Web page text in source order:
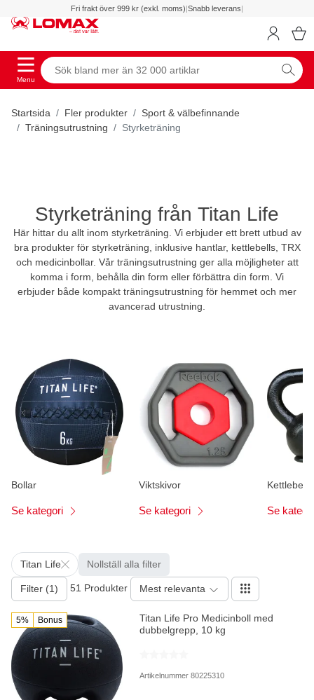
Fri frakt över 999 kr (exkl. moms)|Snabb leverans|
Menu
Startsida Fler produkter
Sport & välbefinnande
Träningsutrustning
Styrketräning
Styrketräning från Titan Life
Här hittar du allt inom styrketräning. Vi erbjuder ett brett utbud av
bra produkter för styrketräning, inklusive hantlar, kettlebells, TRX
och medicinbollar. Vår träningsutrustning ger alla möjligheter att
komma i form, behålla din form eller förbättra din form. Vi
erbjuder både kompakt träningsutrustning för hemmet och mer
avancerad utrustning.
Bollar
Se kategori
Viktskivor
Se kategori
Kettlebells
Se
Titan Life Nollställ alla filter
Filter (1) 51 Produkter Mest relevanta
5% Bonus
Titan Life Pro Medicinboll med
dubbelgrepp, 10 kg
Artikelnummer 80225310